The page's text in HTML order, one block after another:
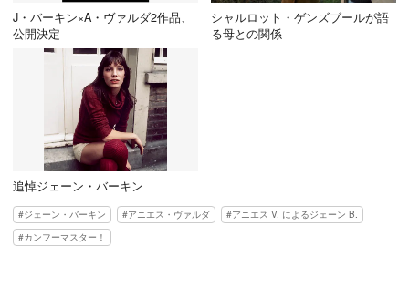
J・バーキン×A・ヴァルダ2作品、
公開決定
シャルロット・ゲンズブールが語
る母との関係
追悼ジェーン・バーキン
ジェーン・バーキン アニエス・ヴァルダ
アニエス V. によるジェーン B.
カンフーマスター！